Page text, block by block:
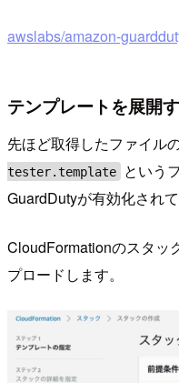
awslabs/amazon-
テンプレートを展開
先ほど取得したファイル
tester.template
という
GuardDutyが有効化され
CloudFormationのスタッ
プロードします。